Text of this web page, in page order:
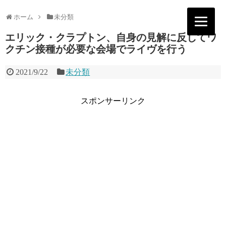
ホーム 未分類
エリック・クラプトン、自身の見解に反してワ
クチン接種が必要な会場でライヴを行う
2021/9/22 未分類
スポンサーリンク